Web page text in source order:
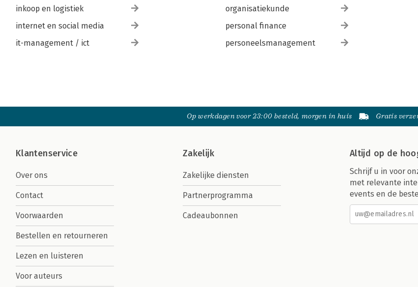
inkoop en logistiek
internet en social media
it-management / ict
organisatiekunde
personal finance
personeelsmanagement
Op werkdagen voor 23:00 besteld, morgen in huis Gratis
Klantenservice
Over ons
Contact
Voorwaarden
Bestellen en retourneren
Lezen en luisteren
Voor auteurs
Zakelijk
Zakelijke diensten
Partnerprogramma
Cadeaubonnen
Altijd op de
Schrijf u in voor
met relevante
events en de